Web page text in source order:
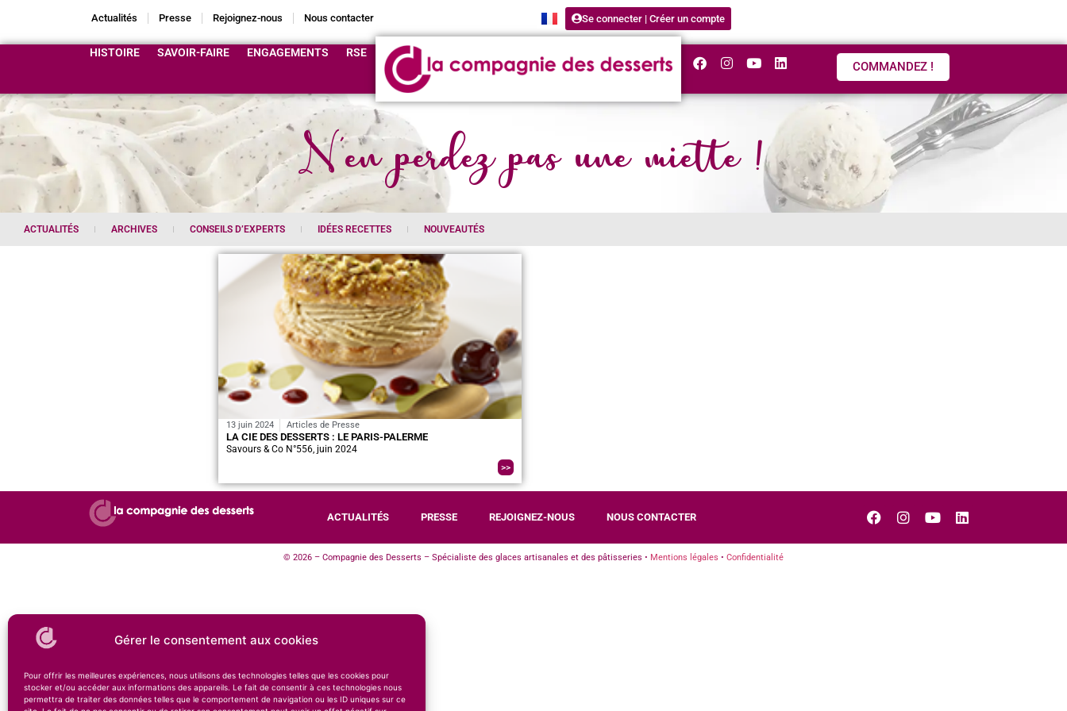
Gérer le consentement aux cookies
Pour offrir les meilleures expériences, nous utilisons des technologies telles que les cookies pour
stocker et/ou accéder aux informations des appareils. Le fait de consentir à ces technologies nous
permettra de traiter des données telles que le comportement de navigation ou les ID uniques sur ce
Actualités Presse Rejoignez-nous Nous contacter Se connecter | Créer un compte
HISTOIRE SAVOIR-FAIRE ENGAGEMENTS RSE
COMMANDEZ !
N'en perdez pas une miette !
ACTUALITÉS ARCHIVES CONSEILS D’EXPERTS IDÉES RECETTES NOUVEAUTÉS
13 juin 2024 Articles de Presse
LA CIE DES DESSERTS : LE PARIS-PALERME
Savours & Co N°556, juin 2024
>>
ACTUALITÉS PRESSE REJOIGNEZ-NOUS NOUS CONTACTER
© 2026 – Compagnie des Desserts – Spécialiste des glaces artisanales et des pâtisseries • Mentions légales • Confidentialité